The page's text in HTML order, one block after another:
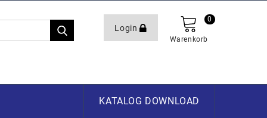
Login
Warenkorb
0
KATALOG DOWNLOAD